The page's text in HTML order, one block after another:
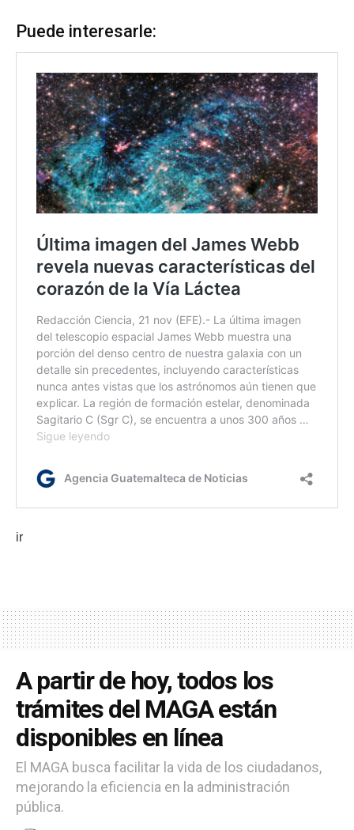
Puede interesarle:
ir
A partir de hoy, todos los
trámites del MAGA están
disponibles en línea
El MAGA busca facilitar la vida de los ciudadanos,
mejorando la eficiencia en la administración
pública.